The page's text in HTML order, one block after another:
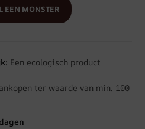
EEN MONSTER
Een ecologisch product
ter waarde van min. 100